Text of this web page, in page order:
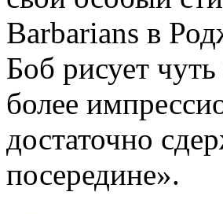
Barbarians в
Боб рисует
более
достаточно
посередине».